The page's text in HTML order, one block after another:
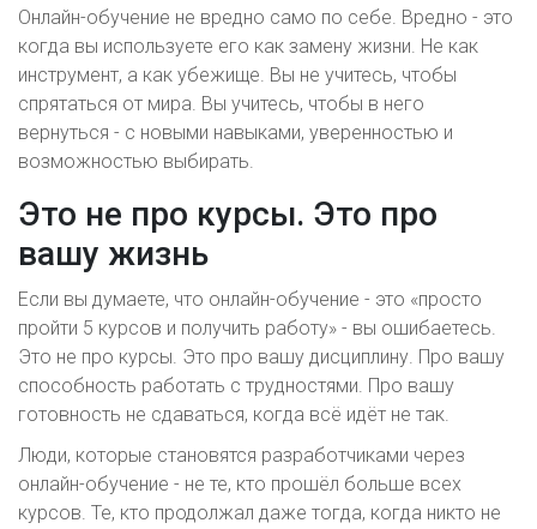
Онлайн-обучение не вредно само по себе. Вредно - это
когда вы используете его как замену жизни. Не как
инструмент, а как убежище. Вы не учитесь, чтобы
спрятаться от мира. Вы учитесь, чтобы в него
вернуться - с новыми навыками, уверенностью и
возможностью выбирать.
Это не про курсы. Это про
вашу жизнь
Если вы думаете, что онлайн-обучение - это «просто
пройти 5 курсов и получить работу» - вы ошибаетесь.
Это не про курсы. Это про вашу дисциплину. Про вашу
способность работать с трудностями. Про вашу
готовность не сдаваться, когда всё идёт не так.
Люди, которые становятся разработчиками через
онлайн-обучение - не те, кто прошёл больше всех
курсов. Те, кто продолжал даже тогда, когда никто не